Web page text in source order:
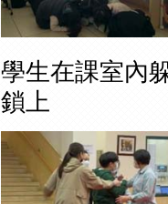
學生在課室
鎖上